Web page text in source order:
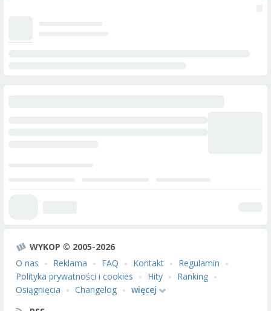
WYKOP © 2005-2026
O nas
Reklama FAQ Kontakt
Regulamin
Polityka prywatności i cookies
Hity
Ranking
Osiągnięcia
Changelog
więcej